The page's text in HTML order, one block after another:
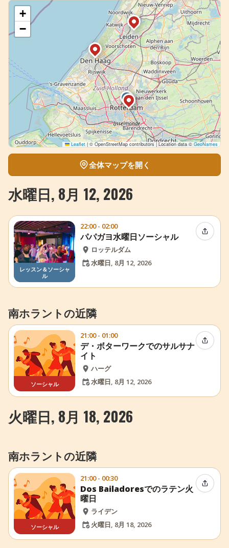
+
−
Leaflet |© OpenStreetMap contributors | Location data ©GeoNames
全体マップを開く
水曜日, 8月 12, 2026
レッスン＆ソーシャ
ル
22:00 - 02:00
パパガヨ水曜日ソーシャル
ロッテルダム
水曜日, 8月 12, 2026
イベン
南ホラントの近隣
ソーシャル
21:00 - 01:00
デ・ボターワークでのサルサナ
イト
ハーグ
水曜日, 8月 12, 2026
イベン
火曜日, 8月 18, 2026
南ホラントの近隣
ソーシャル
21:00 - 00:30
Dos Bailadoresでのラテン火
曜日
ライデン
火曜日, 8月 18, 2026
イベン